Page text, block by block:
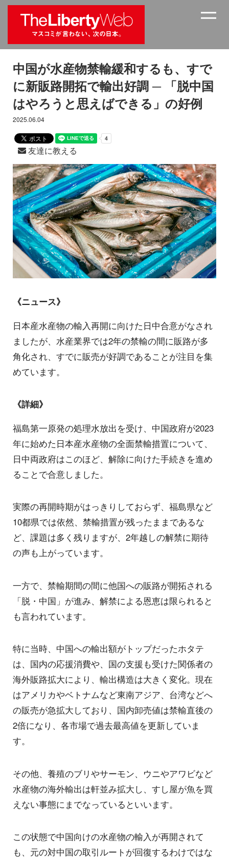
中国が水産物禁輸緩和するも、すで
に新販路開拓で輸出好調 ─ 「脱中国
はやろうと思えばできる」の好例
2025.06.04
友達に教える
《ニュース》
日本産水産物の輸入再開に向けた日中合意がなされ
ましたが、水産業界では2年の禁輸の間に販路が多
角化され、すでに販売が好調であることが注目を集
めています。
《詳細》
福島第一原発の処理水放出を受け、中国政府が2023
年に始めた日本産水産物の全面禁輸措置について、
日中両政府はこのほど、解除に向けた手続きを進め
ることで合意しました。
実際の再開時期がはっきりしておらず、福島県など
10都県では依然、禁輸措置が残ったままであるな
ど、課題は多く残りますが、2年越しの解禁に期待
の声も上がっています。
一方で、禁輸期間の間に他国への販路が開拓される
「脱・中国」が進み、解禁による恩恵は限られると
も言われています。
特に当時、中国への輸出額がトップだったホタテ
は、国内の応援消費や、国の支援も受けた関係者の
海外販路拡大により、輸出構造は大きく変化。現在
はアメリカやベトナムなど東南アジア、台湾などへ
の販売が急拡大しており、国内卸売値は禁輸直後の
2倍になり、各市場で過去最高値を更新していま
す。
その他、養殖のブリやサーモン、ウニやアワビなど
水産物の海外輸出は軒並み拡大し、すし屋が魚を買
えない事態にまでなっているといいます。
この状態で中国向けの水産物の輸入が再開されて
も、元の対中国の取引ルートが回復するわけではな